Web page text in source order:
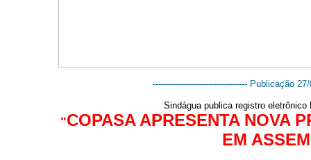
---------------------------------- Publicação
Sindágua publica registro
"COPASA APRESENTA NOVA
EM